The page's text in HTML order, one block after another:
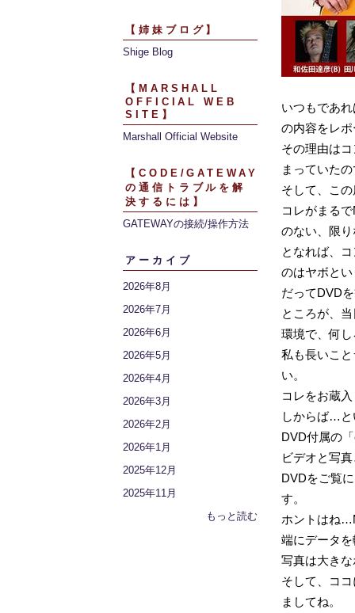
【姉妹ブログ】
Shige Blog
【MARSHALL
OFFICIAL WEB
SITE】
Marshall Official Website
【CODE/GATEWAY
の通信トラブルを解
決するには】
GATEWAYの接続/操作方法
アーカイブ
2026年8月
2026年7月
2026年6月
2026年5月
2026年4月
2026年3月
2026年2月
2026年1月
2025年12月
2025年11月
もっと読む
いつもであ
の内容をレ
その理由は
まっていた
そして、こ
コレがまる
のない、限
となれば、
のはヤボと
だってDVD
ところが、
環境で、何
私も長いこ
い。
コレをお蔵
しからば…と
DVD付属の
ビデオと写
DVDをご覧
す。
ホントはね
端にデータ
写真は大き
そして、コ
ましてね。